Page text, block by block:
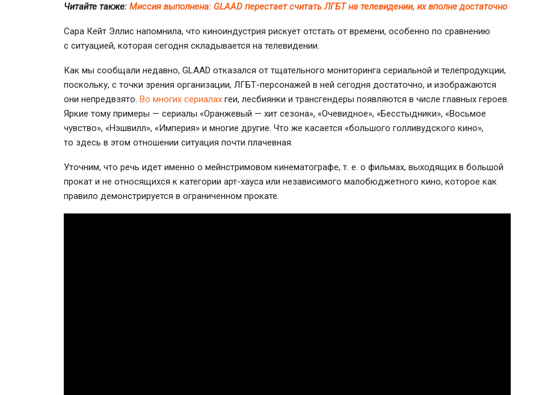
Читайте также: Миссия выполнена: GLAAD перестает считать ЛГБТ на телевидении, их вполне достаточно
Сара Кейт Эллис напомнила, что киноиндустрия рискует отстать от времени, особенно по сравнению
с ситуацией, которая сегодня складывается на телевидении.
Как мы сообщали недавно, GLAAD отказался от тщательного мониторинга сериальной и телепродукции,
поскольку, с точки зрения организации, ЛГБТ-персонажей в ней сегодня достаточно, и изображаются
они непредвзято. Во многих сериалах геи, лесбиянки и трансгендеры появляются в числе главных героев.
Яркие тому примеры — сериалы «Оранжевый — хит сезона», «Очевидное», «Бесстыдники», «Восьмое
чувство», «Нэшвилл», «Империя» и многие другие. Что же касается «большого голливудского кино»,
то здесь в этом отношении ситуация почти плачевная.
Уточним, что речь идет именно о мейнстримовом кинематографе, т. е. о фильмах, выходящих в большой
прокат и не относящихся к категории арт-хауса или независимого малобюджетного кино, которое как
правило демонстрируется в ограниченном прокате.